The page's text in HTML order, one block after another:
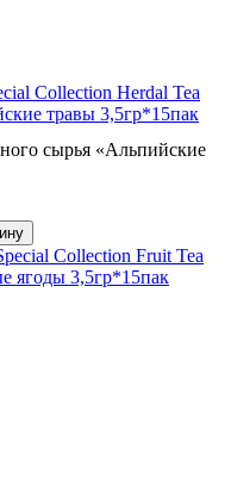
Collection Herdal Tea
травы 3,5гр*15пак
сырья «Альпийские